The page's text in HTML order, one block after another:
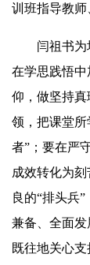
训班指导教师
闫祖书
在学思践悟
仰，做坚持真
领，把课堂
者”；要在严
成效转化为
良的“排头兵
兼备、全面
既往地关心